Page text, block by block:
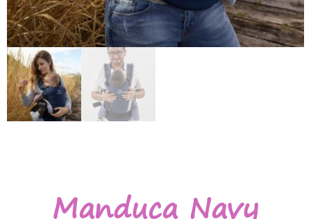
Manduca Navy